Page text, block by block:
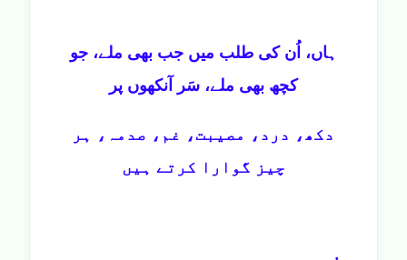
ہاں، اُن کی طلب میں جب بھی ملے، جو
کچھ بھی ملے، سَر آنکھوں پر
دکھ، درد، مصیبت، غم، صدمہ، ہر
چیز گوارا کرتے ہیں